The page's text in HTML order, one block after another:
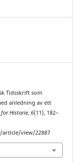
Tidsskrift som
anledning av ett
for Historie,6(11), 182–
view/22887